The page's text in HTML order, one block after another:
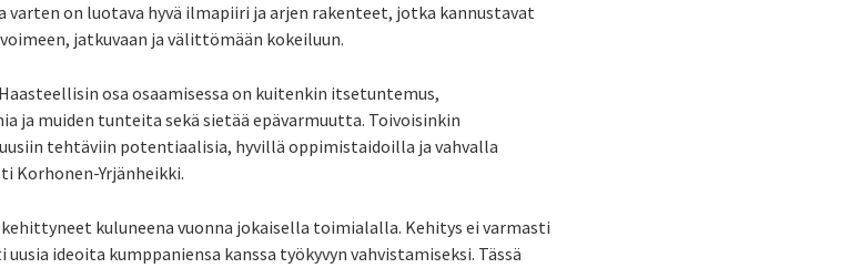
on luotava hyvä ilmapiiri ja arjen rakenteet, jotka kannustavat
jatkuvaan ja välittömään kokeiluun.
osa osaamisessa on kuitenkin itsetuntemus,
ja muiden tunteita sekä sietää epävarmuutta. Toivoisinkin
tehtäviin potentiaalisia, hyvillä oppimistaidoilla ja vahvalla
Korhonen-Yrjänheikki.
kuluneena vuonna jokaisella toimialalla. Kehitys ei varmasti
ideoita kumppaniensa kanssa työkyvyn vahvistamiseksi. Tässä